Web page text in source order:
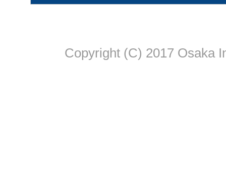
Copyright (C) 2017 Osaka